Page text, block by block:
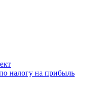
налогу на прибыль